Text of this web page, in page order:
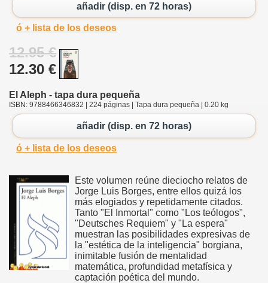
añadir (disp. en 72 horas)
ó + lista de los deseos
12.95 €
12.30 €
El Aleph - tapa dura pequeña
ISBN: 9788466346832 | 224 páginas | Tapa dura pequeña | 0.20 kg
añadir (disp. en 72 horas)
ó + lista de los deseos
Este volumen reúne dieciocho relatos de
Jorge Luis Borges, entre ellos quizá los
más elogiados y repetidamente citados.
Tanto "El Inmortal" como "Los teólogos",
"Deutsches Requiem" y "La espera"
muestran las posibilidades expresivas de
la "estética de la inteligencia" borgiana,
inimitable fusión de mentalidad
matemática, profundidad metafísica y
captación poética del mundo.